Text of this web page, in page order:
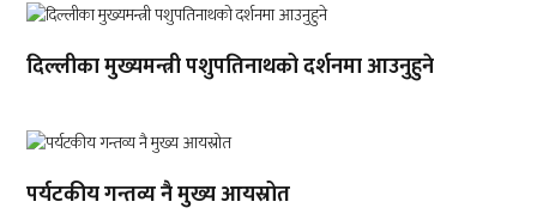
दिल्लीका मुख्यमन्त्री पशुपतिनाथको दर्शनमा आउनुहुने
पर्यटकीय गन्तव्य नै मुख्य आयस्रोत